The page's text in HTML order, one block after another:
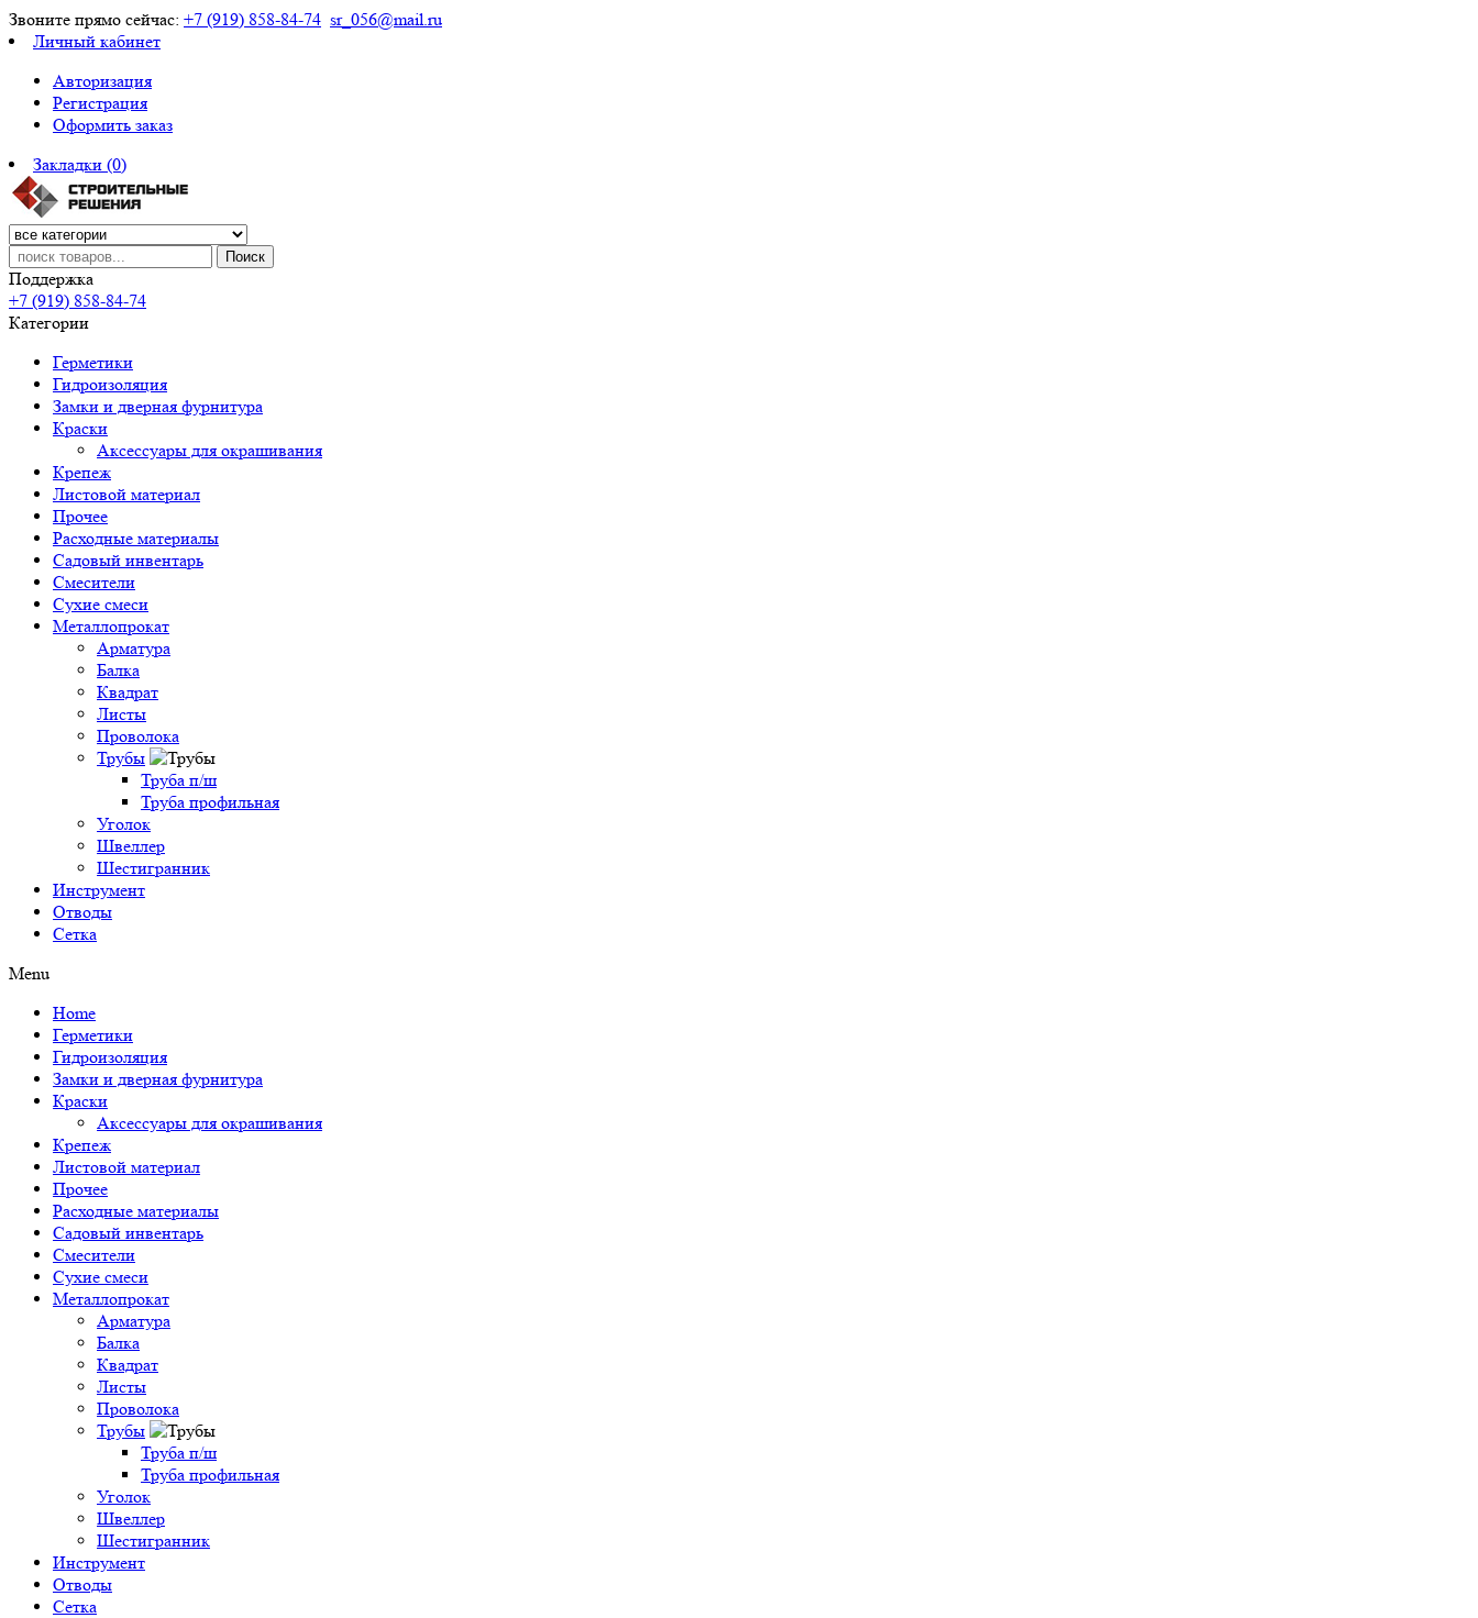
Звоните прямо сейчас: +7 (919) 858-84-74 sr_056@mail.ru
Личный кабинет
Авторизация
Регистрация
Оформить заказ
Закладки (0)
Поиск
Поддержка
+7 (919) 858-84-74
Категории
Герметики
Гидроизоляция
Замки и дверная фурнитура
Краски
Аксессуары для окрашивания
Крепеж
Листовой материал
Прочее
Расходные материалы
Садовый инвентарь
Смесители
Сухие смеси
Металлопрокат
Арматура
Балка
Квадрат
Листы
Проволока
Трубы
Труба п/ш
Труба профильная
Уголок
Швеллер
Шестигранник
Инструмент
Отводы
Сетка
Menu
Home
Герметики
Гидроизоляция
Замки и дверная фурнитура
Краски
Аксессуары для окрашивания
Крепеж
Листовой материал
Прочее
Расходные материалы
Садовый инвентарь
Смесители
Сухие смеси
Металлопрокат
Арматура
Балка
Квадрат
Листы
Проволока
Трубы
Труба п/ш
Труба профильная
Уголок
Швеллер
Шестигранник
Инструмент
Отводы
Сетка